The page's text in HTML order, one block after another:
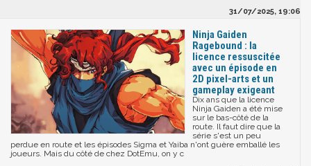
31/07/2025, 19:06
Ninja Gaiden
Ragebound : la
licence ressuscitée
avec un épisode en
2D pixel-arts et un
gameplay exigeant
Dix ans que la licence
Ninja Gaiden a été mise
sur le bas-côté de la
route. Il faut dire que la
série s'est un peu
perdue en route et les épisodes Sigma et Yaiba n'ont guère emballé les
joueurs. Mais du côté de chez DotEmu, on y c